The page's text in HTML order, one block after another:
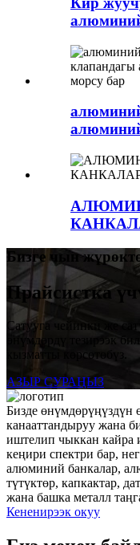
Бизге чын
Прайсистка
Сатууга чейинки же
өнүмдөрдү тезирээк
кызматты көрсөтөбүз.
АЗЫР СУРАҢЫЗ
Бизде өнүмдөрүңүздүн
канааттандыруу жана
иштелип чыккан кайра
кеңири спектри бар,
алюминий банкалар,
түтүктөр, капкактар,
жана башка металл
Кененирээк окуу